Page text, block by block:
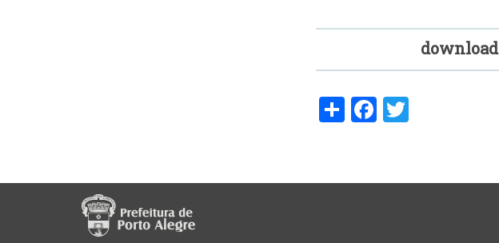
download
ShareFacebook
Twitter